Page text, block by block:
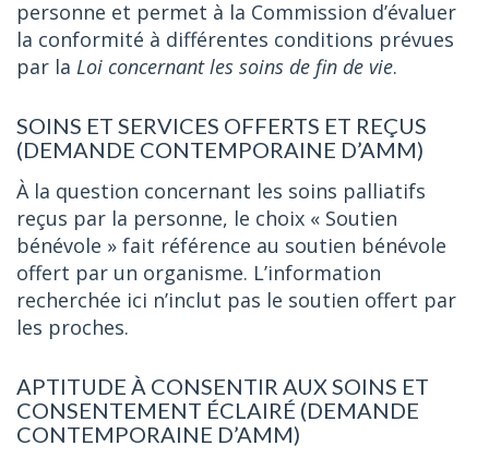
personne et permet à la Commission d’évaluer
la conformité à différentes conditions prévues
par la Loi concernant les soins de fin de vie.
SOINS ET SERVICES OFFERTS ET REÇUS
(DEMANDE CONTEMPORAINE D’AMM)
À la question concernant les soins palliatifs
reçus par la personne, le choix « Soutien
bénévole » fait référence au soutien bénévole
offert par un organisme. L’information
recherchée ici n’inclut pas le soutien offert par
les proches.
APTITUDE À CONSENTIR AUX SOINS ET
CONSENTEMENT ÉCLAIRÉ (DEMANDE
CONTEMPORAINE D’AMM)